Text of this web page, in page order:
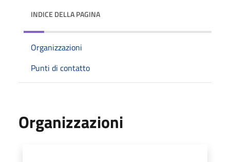
INDICE DELLA PAGINA
Organizzazioni
Punti di contatto
Organizzazioni